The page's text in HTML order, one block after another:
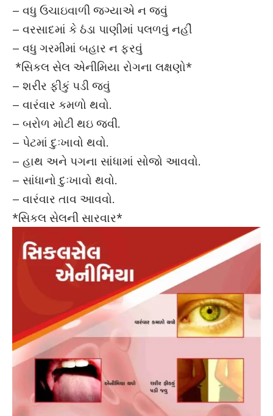
– વધુ ઉચાઇવાળી જગ્યાએ ન જવું
– વરસાદમાં કે ઠંડા પાણીમાં પલળવું નહીં
– વધુ ગરમીમાં બહાર ન ફરવું
*સિકલ સેલ એનીમિયા રોગના લક્ષણો*
– શરીર ફીકું પડી જવું
– વારંવાર કમળો થવો.
– બરોળ મોટી થઇ જવી.
– પેટમાં દુઃખાવો થવો.
– હાથ અને પગના સાંધામાં સોજો આવવો.
– સાંધાનો દુઃખાવો થવો.
– વારંવાર તાવ આવવો.
*સિકલ સેલની સારવાર*